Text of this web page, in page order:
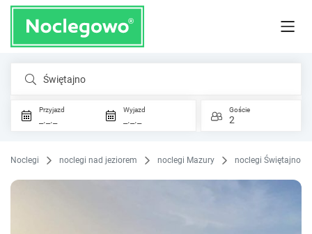
Świętajno
Przyjazd
_._._
Wyjazd
_._._
Goście
2
Noclegi noclegi nad jeziorem noclegi Mazury noclegi Świętajno